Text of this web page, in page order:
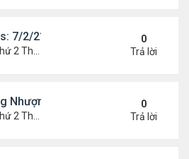
7/2/21- 7/9/2021
7 05, 2021 2:41 pm
0
Trả lời
Nhượng 7/2/21-7//21
7 05, 2021 2:38 pm
0
Trả lời